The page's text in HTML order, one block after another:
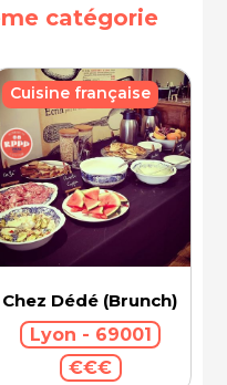
catégorie
Chez Dédé (Brunch)
Lyon - 69001
€€€
Cuisine française